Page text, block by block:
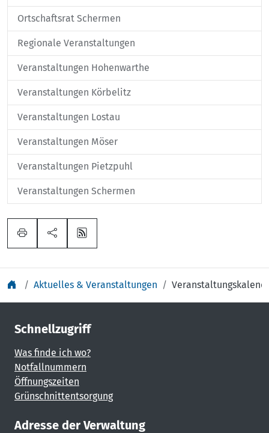
Ortschaftsrat Schermen
Regionale Veranstaltungen
Veranstaltungen Hohenwarthe
Veranstaltungen Körbelitz
Veranstaltungen Lostau
Veranstaltungen Möser
Veranstaltungen Pietzpuhl
Veranstaltungen Schermen
Aktuelles & Veranstaltungen
Schnellzugriff
Was finde ich wo?
Notfallnummern
Öffnungszeiten
Grünschnittentsorgung
Adresse der Verwaltung